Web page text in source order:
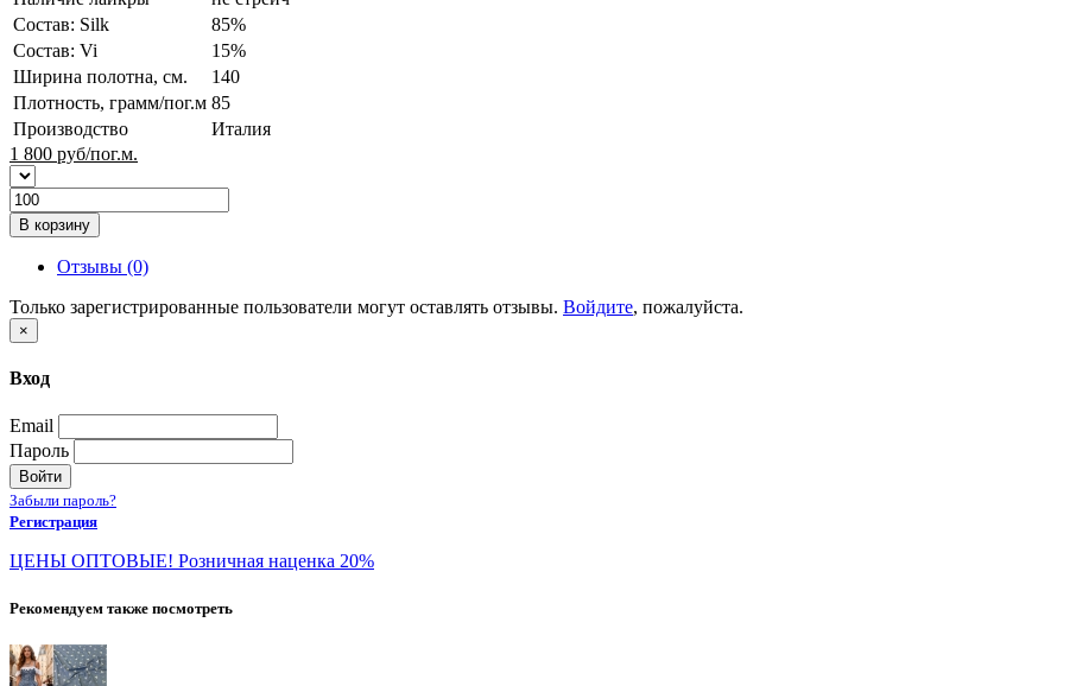
Состав: Silk
85%
Состав: Vi
15%
Ширина полотна, см.
140
Плотность, грамм/пог.м 85
Производство
Италия
1 800 руб/пог.м.
В корзину
Отзывы (0)
Только зарегистрированные пользователи могут оставлять отзывы. Войдите, пожалуйста.
×
Вход
Email
Пароль
Войти
Забыли пароль?
Регистрация
ЦЕНЫ ОПТОВЫЕ! Розничная наценка 20%
Рекомендуем также посмотреть